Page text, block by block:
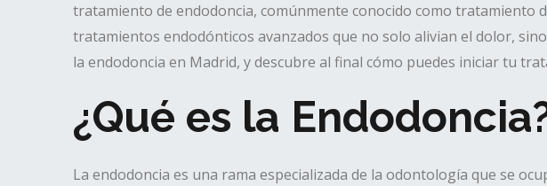
tratamiento de endodoncia, comúnmente conocido como tratamiento
tratamientos endodónticos avanzados que no solo alivian el dolor,
la endodoncia en Madrid, y descubre al final cómo puedes iniciar tu
¿Qué es la
La endodoncia es una rama especializada de la odontología que se